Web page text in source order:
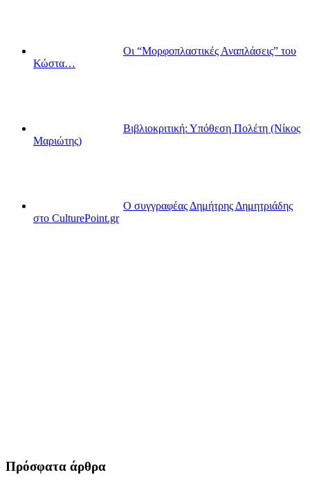
Οι “Μορφοπλαστικές Αναπλάσεις” του
Κώστα…
Βιβλιοκριτική: Υπόθεση Πολέτη (Νίκος
Μαριώτης)
Ο συγγραφέας Δημήτρης Δημητριάδης
στο CulturePoint.gr
Πρόσφατα άρθρα